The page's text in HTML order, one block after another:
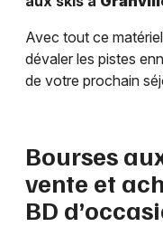
Avec tout ce
dévaler les pistes
de votre prochain
Bourses
vente et
BD